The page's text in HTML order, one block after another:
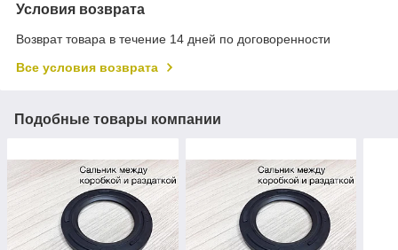
Условия возврата
Возврат товара в течение 14 дней по договоренности
Все условия возврата
Подобные товары компании